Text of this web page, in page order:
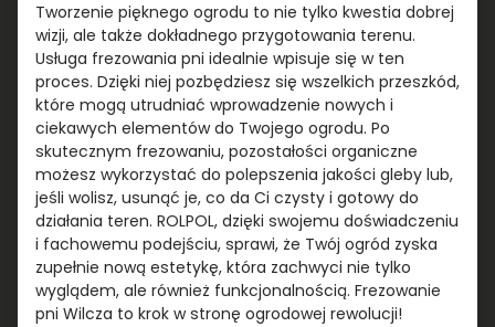
Tworzenie pięknego ogrodu to nie tylko kwestia dobrej
wizji, ale także dokładnego przygotowania terenu.
Usługa frezowania pni idealnie wpisuje się w ten
proces. Dzięki niej pozbędziesz się wszelkich przeszkód,
które mogą utrudniać wprowadzenie nowych i
ciekawych elementów do Twojego ogrodu. Po
skutecznym frezowaniu, pozostałości organiczne
możesz wykorzystać do polepszenia jakości gleby lub,
jeśli wolisz, usunąć je, co da Ci czysty i gotowy do
działania teren. ROLPOL, dzięki swojemu doświadczeniu
i fachowemu podejściu, sprawi, że Twój ogród zyska
zupełnie nową estetykę, która zachwyci nie tylko
wyglądem, ale również funkcjonalnością. Frezowanie
pni Wilcza to krok w stronę ogrodowej rewolucji!